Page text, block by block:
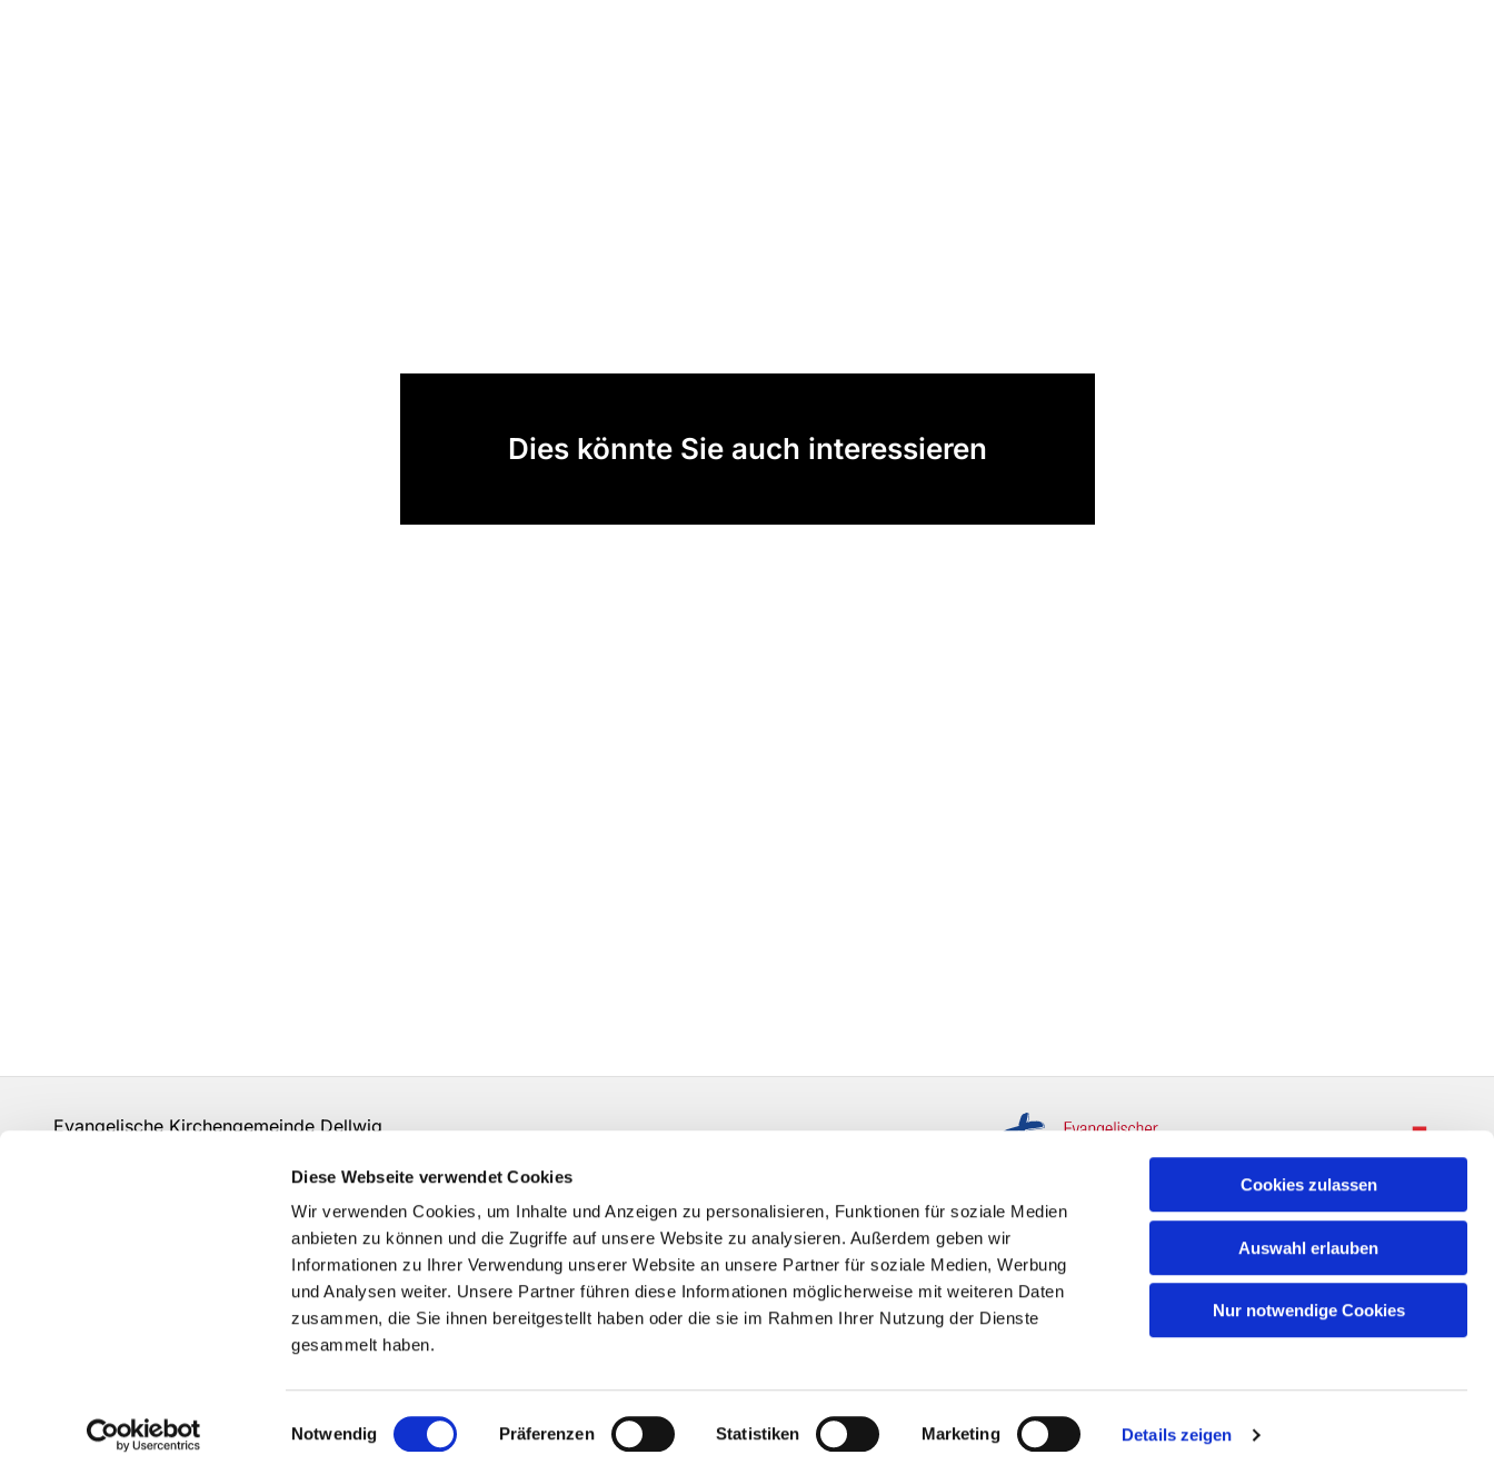
Diese Webseite verwendet Cookies
Wir verwenden Cookies, um Inhalte und Anzeigen zu personalisieren, Funktionen für soziale Medien
anbieten zu können und die Zugriffe auf unsere Website zu analysieren. Außerdem geben wir
Informationen zu Ihrer Verwendung unserer Website an unsere Partner für soziale Medien, Werbung
und Analysen weiter. Unsere Partner führen diese Informationen möglicherweise mit weiteren Daten
zusammen, die Sie ihnen bereitgestellt haben oder die sie im Rahmen Ihrer Nutzung der Dienste
gesammelt haben.
Einwilligungsauswahl
Notwendig Präferenzen Statistiken Marketing Details zeigen
Cookies zulassen
Auswahl erlauben
Nur notwendige Cookies
Dies könnte Sie auch interessieren
Evangelische Kirchengemeinde Dellwig
Grundsätze der Datenverarbeitung